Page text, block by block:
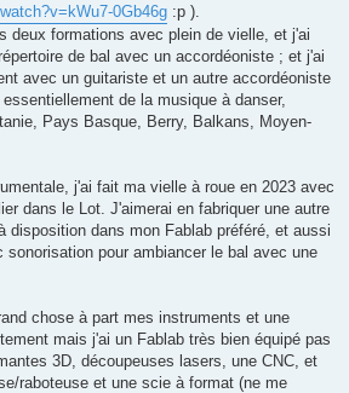
0Gb46g :p ).
deux formations avec plein de vielle, et j'ai
de bal avec un accordéoniste ; et j'ai
avec un guitariste et un autre accordéoniste
de la musique à danser,
Pays Basque, Berry, Balkans, Moyen-
j'ai fait ma vielle à roue en 2023 avec
dans le Lot. J'aimerai en fabriquer une autre
disposition dans mon Fablab préféré, et aussi
sonorisation pour ambiancer le bal avec une
chose à part mes instruments et une
mais j'ai un Fablab très bien équipé pas
3D, découpeuses lasers, une CNC, et
raboteuse et une scie à format (ne me